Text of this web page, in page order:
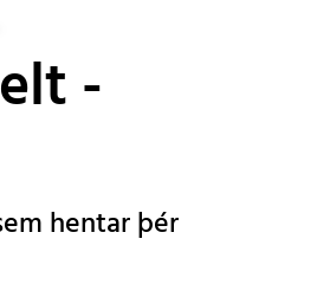
hentar þér